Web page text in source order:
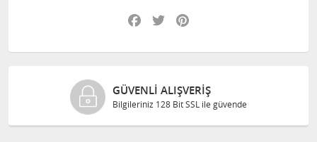
Facebook
Twitter
GÜVENLI ALIŞVERIŞ
Bilgileriniz 128 Bit SSL ile güvende